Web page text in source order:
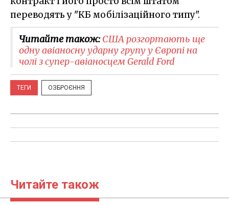
переводять у "КБ мобілізаційного типу".
Читайте також:США розгортають ще
одну авіаносну ударну групу у Європі на
чолі з супер-авіаносцем Gerald Ford
ТЕГИ ОЗБРОЄННЯ
Читайте також